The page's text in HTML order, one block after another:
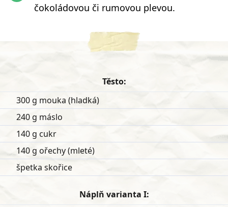
čokoládovou či rumovou plevou.
Těsto:
300 g mouka (hladká)
240 g máslo
140 g cukr
140 g ořechy (mleté)
špetka skořice
Náplň varianta I: